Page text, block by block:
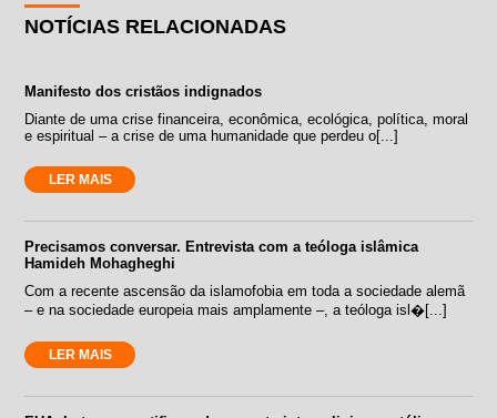
NOTÍCIAS RELACIONADAS
Manifesto dos cristãos indignados
Diante de uma crise financeira, econômica, ecológica, política, moral
e espiritual – a crise de uma humanidade que perdeu o[...]
LER MAIS
Precisamos conversar. Entrevista com a teóloga islâmica
Hamideh Mohagheghi
Com a recente ascensão da islamofobia em toda a sociedade alemã
– e na sociedade europeia mais amplamente –, a teóloga isl�[...]
LER MAIS